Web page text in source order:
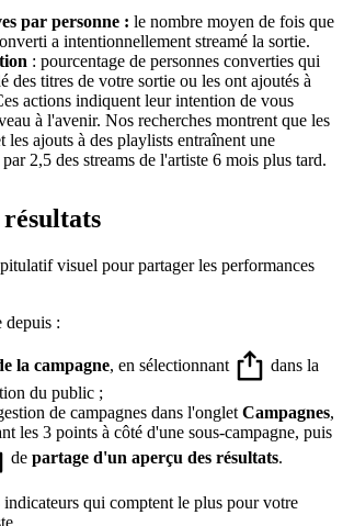
par personne : le nombre moyen de fois que
a intentionnellement streamé la sortie.
: pourcentage de personnes converties qui
des titres de votre sortie ou les ont ajoutés à
actions indiquent leur intention de vous
à l'avenir. Nos recherches montrent que les
les ajouts à des playlists entraînent une
2,5 des streams de l'artiste 6 mois plus tard.
visuel pour partager les performances
depuis :
la campagne, en sélectionnant
dans la
du public ;
de campagnes dans l'onglet Campagnes,
les 3 points à côté d'une sous-campagne, puis
de partage d'un aperçu des résultats.
qui comptent le plus pour votre